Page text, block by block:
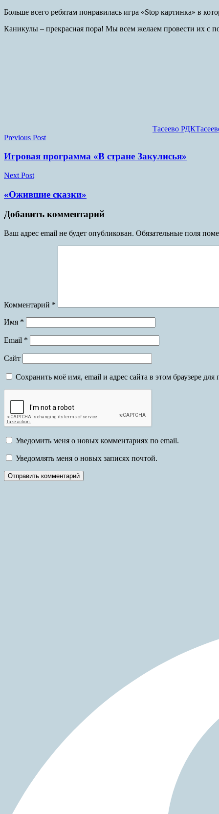
Больше всего ребятам понравилась игра «Stop картинка» в
Каникулы – прекрасная пора! Мы всем желаем провести их с
Тасеево РДК
Навигация
по
записям
Previous Post
Игровая программа «В стране Закулисья»
Next Post
«Ожившие сказки»
Добавить комментарий
Ваш адрес email не будет опубликован. Обязательные поля
Комментарий *
Имя *
Email *
Сайт
Сохранить моё имя, email и адрес сайта в этом браузере
Уведомить меня о новых комментариях по email.
Уведомлять меня о новых записях почтой.